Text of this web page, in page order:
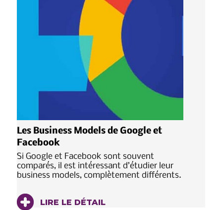
Les Business Models de Google et
Facebook
Si Google et Facebook sont souvent
comparés, il est intéressant d’étudier leur
business models, complètement différents.
LIRE LE DÉTAIL